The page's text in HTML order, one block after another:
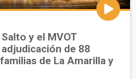
y el MVOT
de 88
de La Amarilla y